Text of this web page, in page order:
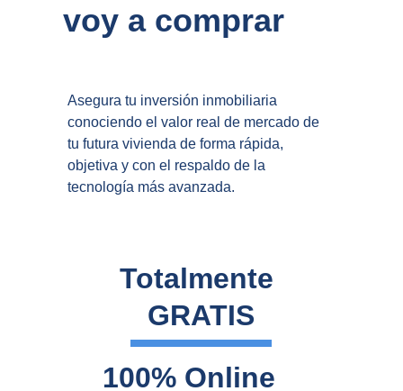
voy a comprar
Asegura tu inversión inmobiliaria
conociendo el valor real de mercado de
tu futura vivienda de forma rápida,
objetiva y con el respaldo de la
tecnología más avanzada.
Totalmente
GRATIS
100% Online